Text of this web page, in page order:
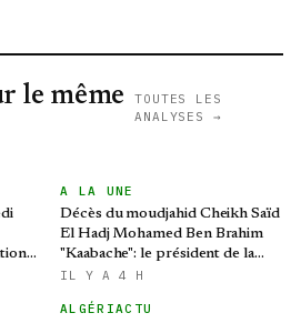
le même
TOUTES LES
ANALYSES →
A LA UNE
Décès du moudjahid Cheikh Saïd
El Hadj Mohamed Ben Brahim
"Kaabache": le président de la
République présente ses
IL Y A 4 H
ALGÉRIACTU